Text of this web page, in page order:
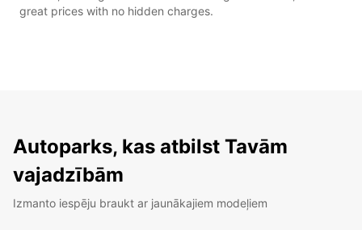
great prices with no hidden charges.
Autoparks, kas atbilst Tavām
vajadzībām
Izmanto iespēju braukt ar jaunākajiem modeļiem